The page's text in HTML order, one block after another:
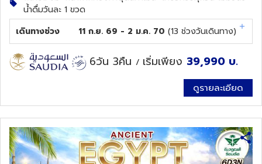
น้ำดื่มวันละ 1 ขวด
เดินทางช่วง
11 ก.ย. 69 - 2 ม.ค. 70 (13 ช่วงวันเดินทาง)
6วัน 3คืน / เริ่มเพียง 39,990 บ.
ดูรายละเอียด
ทัวร์บาหลี
ทัวร์นิวซีแลนด์